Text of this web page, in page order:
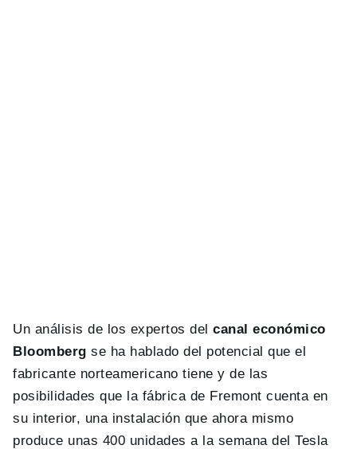
Un análisis de los expertos del canal económico
Bloomberg se ha hablado del potencial que el
fabricante norteamericano tiene y de las
posibilidades que la fábrica de Fremont cuenta en
su interior, una instalación que ahora mismo
produce unas 400 unidades a la semana del Tesla